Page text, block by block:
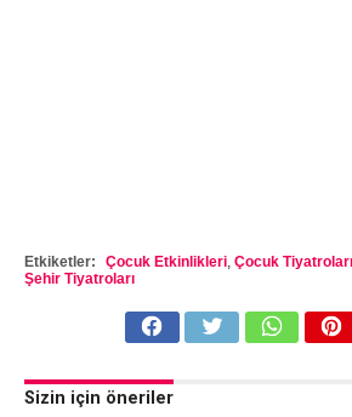
Etkiketler: Çocuk Etkinlikleri, Çocuk Tiyatroları
Şehir Tiyatroları
Sizin için öneriler